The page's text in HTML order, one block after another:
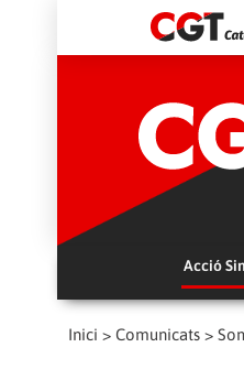
Acció
Inici > Comunicats >